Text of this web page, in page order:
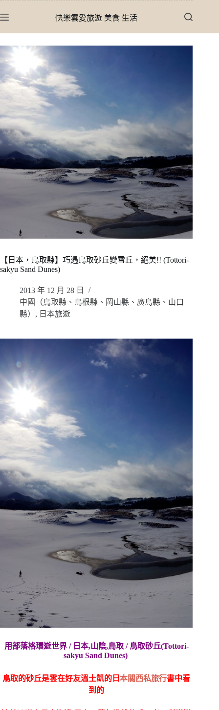
至
容
快樂雲愛旅遊 美食 生活
【日本，鳥取縣】巧遇鳥取砂丘變雪丘，絕美!! (Tottori-
sakyu Sand Dunes)
2013 年 12 月 28 日
中國（鳥取縣、島根縣、岡山縣、廣島縣、山口
縣） , 日本旅遊
用部落格環遊世界 / 日本,山陰,鳥取 / 鳥取砂丘(Tottori-
sakyu Sand Dunes)
鳥取的砂丘是雲在好友溫士凱的日本關西私旅行書中看
到的